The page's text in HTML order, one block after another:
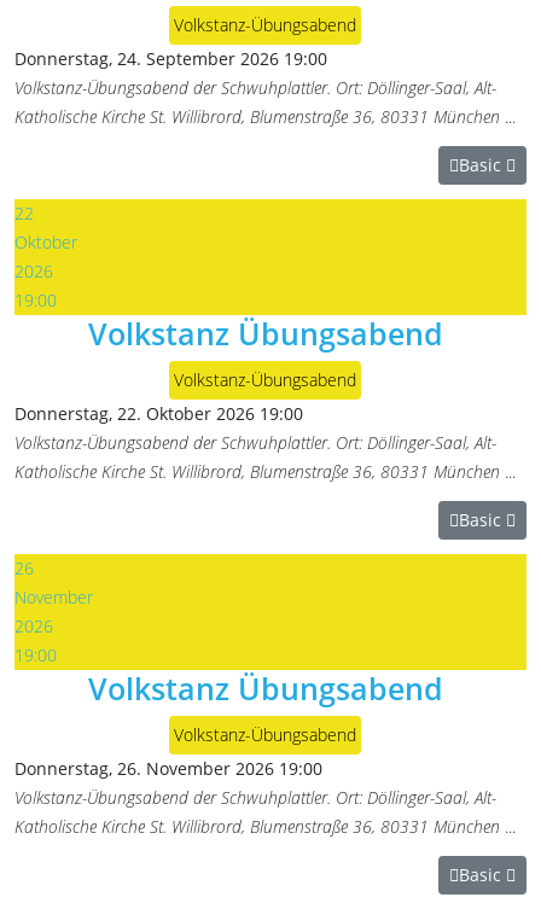
Volkstanz-Übungsabend
Donnerstag, 24. September 2026 19:00
Volkstanz-Übungsabend der Schwuhplattler. Ort: Döllinger-Saal, Alt-
Katholische Kirche St. Willibrord, Blumenstraße 36, 80331 München ...
Basic
22
Oktober
2026
19:00
Volkstanz Übungsabend
Volkstanz-Übungsabend
Donnerstag, 22. Oktober 2026 19:00
Volkstanz-Übungsabend der Schwuhplattler. Ort: Döllinger-Saal, Alt-
Katholische Kirche St. Willibrord, Blumenstraße 36, 80331 München ...
Basic
26
November
2026
19:00
Volkstanz Übungsabend
Volkstanz-Übungsabend
Donnerstag, 26. November 2026 19:00
Volkstanz-Übungsabend der Schwuhplattler. Ort: Döllinger-Saal, Alt-
Katholische Kirche St. Willibrord, Blumenstraße 36, 80331 München ...
Basic